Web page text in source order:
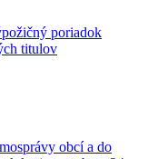
poriadok
titulov
obcí a do